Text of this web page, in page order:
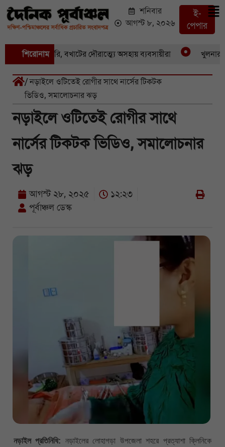
শনিবার
আগস্ট ৮, ২০২৬
ই-
পেপার
শিরোনাম
পর একচুরি, বখাটের দৌরাত্ম্যে অসহায় ব্যবসায়ীরা খুলনার
/ নড়াইলে ওটিতেই রোগীর সাথে নার্সের টিকটক
ভিডিও, সমালোচনার ঝড়
নড়াইলে ওটিতেই রোগীর সাথে
নার্সের টিকটক ভিডিও, সমালোচনার
ঝড়
আগস্ট ২৮, ২০২৫
১২:২৩
পূর্বাঞ্চল ডেস্ক
নড়াইল প্রতিনিধি: নড়াইলের লোহাগড়া উপজেলা শহরে প্রত্যাশা ক্লিনিকে